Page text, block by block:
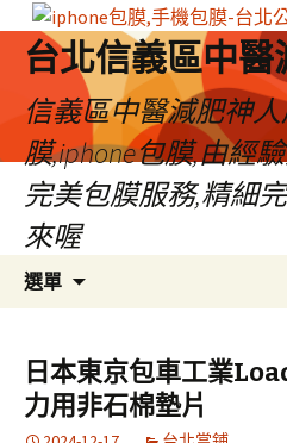
台北信義區中
信義區中醫減肥神
膜,iphone包膜,由經
完美包膜服務,精細
來喔
選單
容
區
日本東京包車工業
力用非石棉墊片